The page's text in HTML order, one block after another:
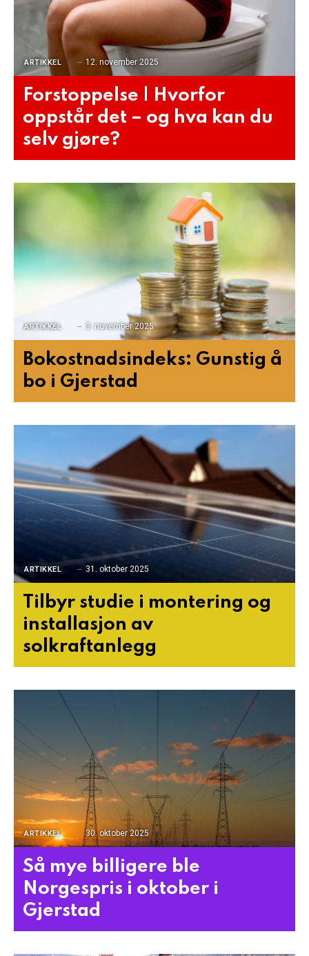
ARTIKKEL 12. november 2025
Forstoppelse | Hvorfor
oppstår det – og hva kan du
selv gjøre?
ARTIKKEL 3. november 2025
Bokostnadsindeks: Gunstig å
bo i Gjerstad
ARTIKKEL 31. oktober 2025
Tilbyr studie i montering og
installasjon av
solkraftanlegg
ARTIKKEL 30. oktober 2025
Så mye billigere ble
Norgespris i oktober i
Gjerstad